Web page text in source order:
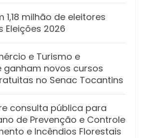
1,18 milhão de eleitores
2026
e Turismo e
ganham novos cursos
no Senac Tocantins
consulta pública para
de Prevenção e Controle
e Incêndios Florestais